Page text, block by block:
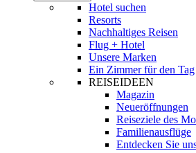
Hotel suchen
Resorts
Nachhaltiges Reisen
Flug + Hotel
Unsere Marken
Ein Zimmer für den Tag
REISEIDEEN
Magazin
Neueröffnungen
Reiseziele des
Familienausflüge
Entdecken Sie